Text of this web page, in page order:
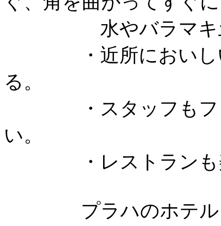
水やバラマキ土産
・近所においしい
る。
・スタッフもフレ
い。
・レストランも美
プラハのホテル